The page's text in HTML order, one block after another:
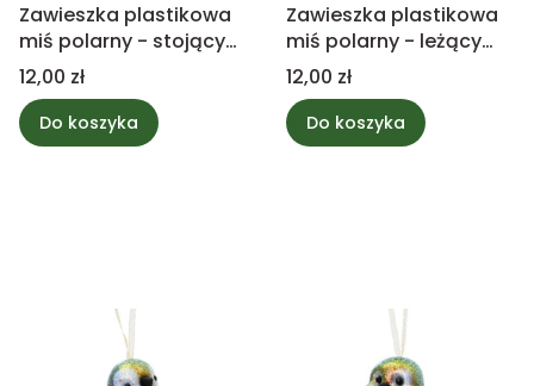
Zawieszka plastikowa
miś polarny - stojący
6cm
Cena
12,00 zł
Do koszyka
Zawieszka plastikowa
miś polarny - leżący
6cm
Cena
12,00 zł
Do koszyka